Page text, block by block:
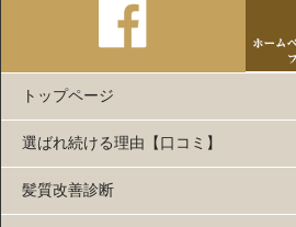
トップページ
選ばれ続ける理由【口コミ】
髪質改善診断